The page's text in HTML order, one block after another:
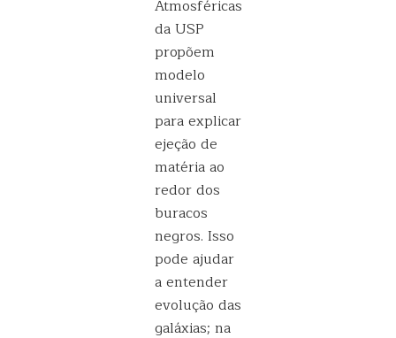
Atmosféricas
da USP
propõem
modelo
universal
para explicar
ejeção de
matéria ao
redor dos
buracos
negros. Isso
pode ajudar
a entender
evolução das
galáxias; na